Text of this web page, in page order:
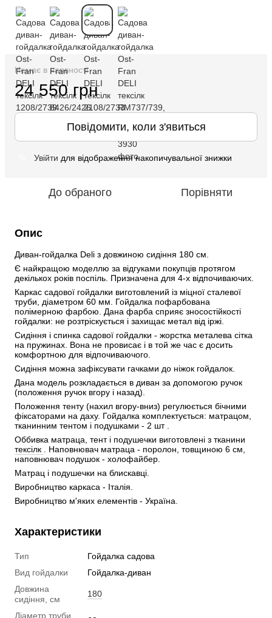
Немає в наявності
24 550 грн
Повідомити, коли з'явиться
Увійти для відображення накопичувальної знижки
До обраного Порівняти
Опис
Диван-гойдалка Deli з довжиною сидіння 180 см.
Є найкращою моделлю за відгуками покупців протягом
декількох років поспіль. Призначена для 4-х відпочиваючих.
Каркас садової гойдалки виготовлений із міцної сталевої
труби, діаметром 60 мм. Гойдалка пофарбована
полімерною фарбою. Дана фарба сприяє зносостійкості
гойдалки: не розтріскується і захищає метал від іржі.
Сидіння і спинка садової гойдалки - жорстка металева сітка
на пружинах. Вона не провисає і в той же час є досить
комфортною для відпочиваючого.
Сидіння можна зафіксувати гачками до ніжок гойдалок.
Дана модель розкладається в диван за допомогою ручок
(положення ручок вгору і назад).
Положення тенту (нахил вгору-вниз) регулюється бічними
фіксаторами на даху. Гойдалка комплектується: матрацом,
тканинним тентом і подушками - 2 шт .
тексілк
Наповнювач матраца - поролон, товщиною 6 см,
наповнювач подушок - холофайбер.
Матрац і подушечки на блискавці.
Виробництво каркаса - Італія.
Виробництво м'яких елементів - Україна.
Характеристики
Тип
Гойдалка садова
Вид гойдалки
Гойдалка-диван
Довжина
сидіння, см
180
Діаметр труби,